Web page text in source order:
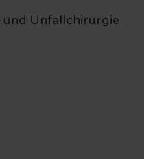
und Unfallchirurgie